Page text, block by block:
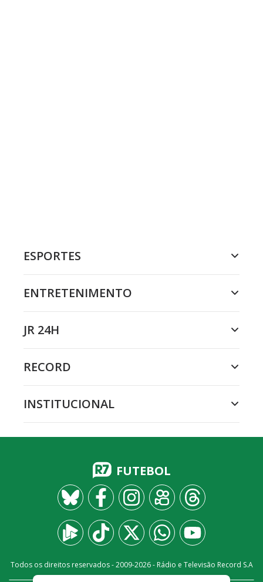
ESPORTES
ENTRETENIMENTO
JR 24H
RECORD
INSTITUCIONAL
FUTEBOL
Todos os direitos reservados - 2009-2026- Rádio e Televisão Record S.A